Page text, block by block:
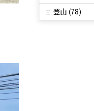
登山 (78)